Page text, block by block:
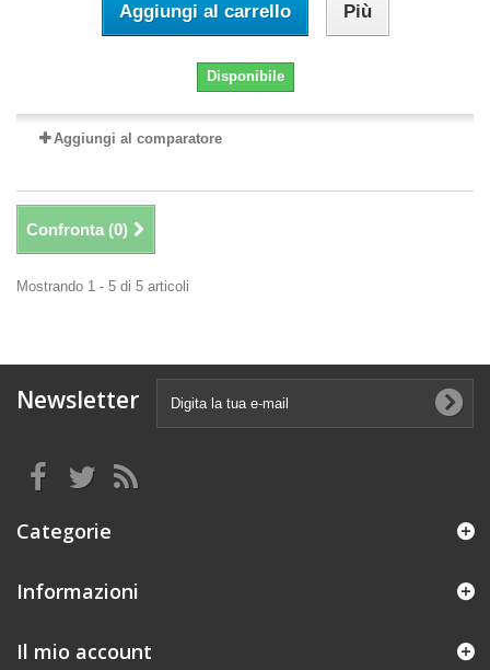
Aggiungi al carrello Più
Disponibile
Aggiungi al comparatore
Confronta (0)
Mostrando 1 - 5 di 5 articoli
Newsletter
Categorie
Informazioni
Il mio account